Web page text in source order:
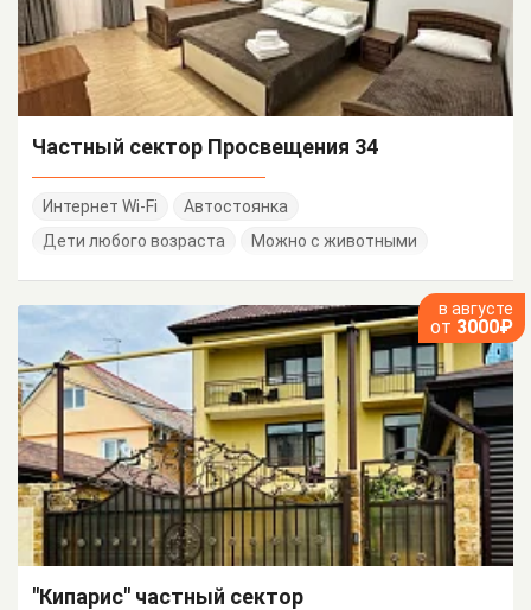
Частный сектор Просвещения 34
Интернет Wi-Fi
Автостоянка
Дети любого возраста
Можно с животными
в августе
от 3000₽
"Кипарис" частный сектор